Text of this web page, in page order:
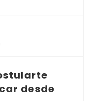
desde